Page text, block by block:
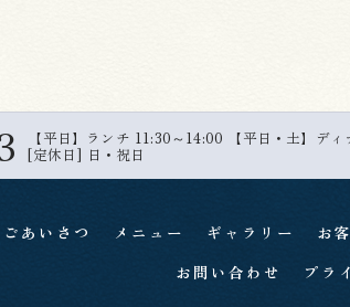
【平日】ランチ 11:30～14:00 【平日・土】デ
[定休日] 日・祝日
ごあいさつ メニュー ギャラリー お
お問い合わせ
プラ